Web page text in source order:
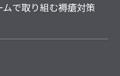
ムで取り組む褥瘡対策